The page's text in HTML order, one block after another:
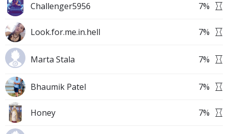
Challenger5956 7%
Look.for.me.in.hell 7%
Marta Stala 7%
Bhaumik Patel 7%
Honey 7%